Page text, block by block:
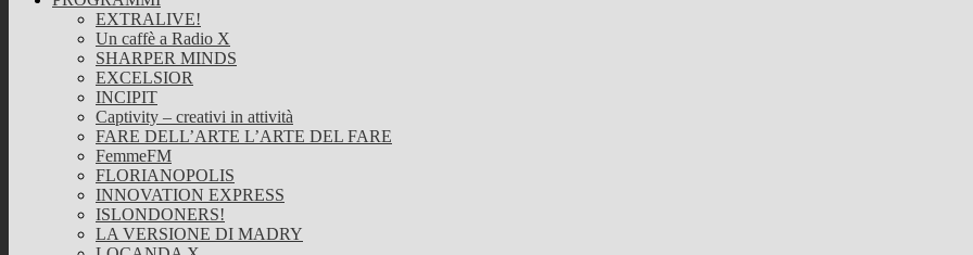
EXTRALIVE!
Un caffè a Radio X
SHARPER MINDS
EXCELSIOR
INCIPIT
Captivity – creativi in attività
FARE DELL’ARTE L’ARTE DEL FARE
FemmeFM
FLORIANOPOLIS
INNOVATION EXPRESS
ISLONDONERS!
LA VERSIONE DI MADRY